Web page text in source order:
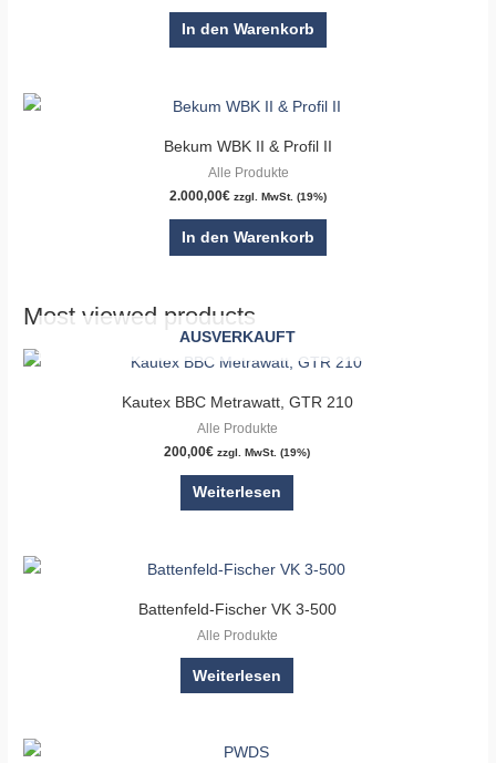
In den Warenkorb
Bekum WBK II & Profil II
Alle Produkte
2.000,00€ zzgl. MwSt. (19%)
In den Warenkorb
Most viewed products
AUSVERKAUFT
Kautex BBC Metrawatt, GTR 210
Alle Produkte
200,00€ zzgl. MwSt. (19%)
Weiterlesen
Battenfeld-Fischer VK 3-500
Alle Produkte
Weiterlesen